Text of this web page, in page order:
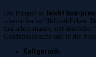
Die Prequel ist leicht box-
– keine harten 90-Grad-Ecken.
fast schon massiv, mit
Geschmackssache und in der
Kaltgeruch: